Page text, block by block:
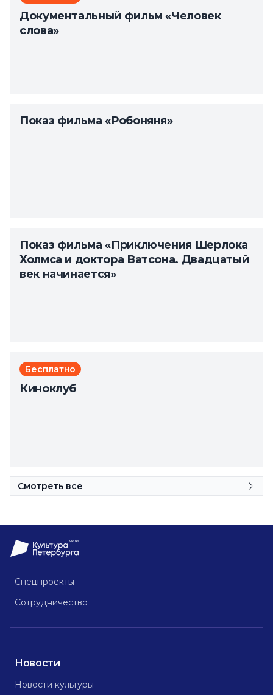
Документальный фильм «Человек
слова»
Показ фильма «Робоняня»
Показ фильма «Приключения Шерлока
Холмса и доктора Ватсона. Двадцатый
век начинается»
Бесплатно
Киноклуб
Смотреть все
Спецпроекты
Сотрудничество
Новости
Новости культуры